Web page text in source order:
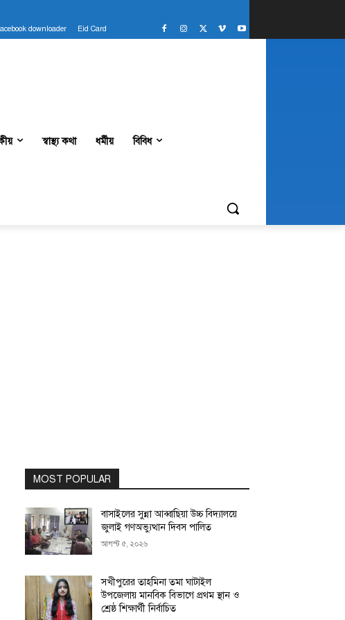
downloader Eid Card
স্বাস্থ্য কথা ধর্মীয় বিবিধ
MOST POPULAR
বাসাইলের সুন্না আব্বাছিয়া উচ্চ বিদ্যালয়ে
জুলাই গণঅভ্যুত্থান দিবস পালিত
আগস্ট ৫, ২০২৬
সখীপুরের তাহমিনা তমা ঘাটাইল
উপজেলায় মানবিক বিভাগে প্রথম স্থান ও
শ্রেষ্ঠ শিক্ষার্থী নির্বাচিত